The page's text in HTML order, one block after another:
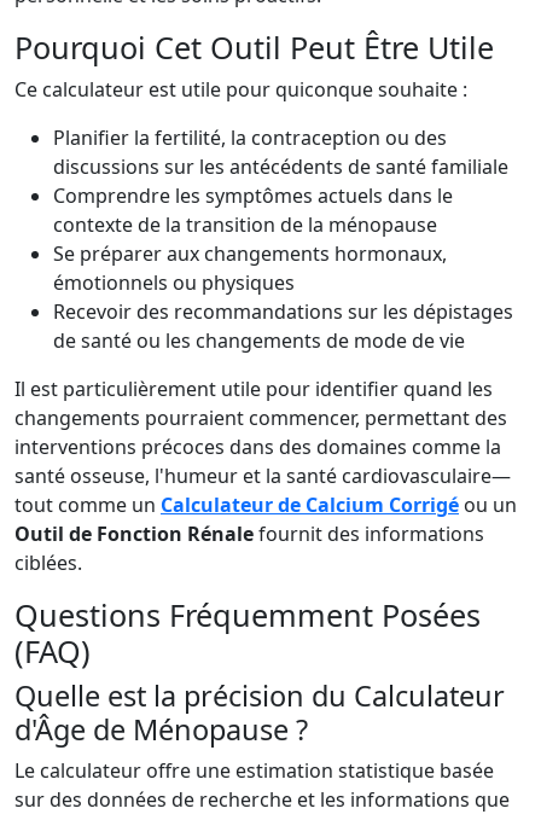
Pourquoi Cet Outil Peut Être Utile
Ce calculateur est utile pour quiconque souhaite :
Planifier la fertilité, la contraception ou des
discussions sur les antécédents de santé familiale
Comprendre les symptômes actuels dans le
contexte de la transition de la ménopause
Se préparer aux changements hormonaux,
émotionnels ou physiques
Recevoir des recommandations sur les dépistages
de santé ou les changements de mode de vie
Il est particulièrement utile pour identifier quand les
changements pourraient commencer, permettant des
interventions précoces dans des domaines comme la
santé osseuse, l'humeur et la santé cardiovasculaire—
tout comme un Calculateur de Calcium Corrigé ou un
Outil de Fonction Rénalefournit des informations
ciblées.
Questions Fréquemment Posées
(FAQ)
Quelle est la précision du Calculateur
d'Âge de Ménopause ?
Le calculateur offre une estimation statistique basée
sur des données de recherche et les informations que